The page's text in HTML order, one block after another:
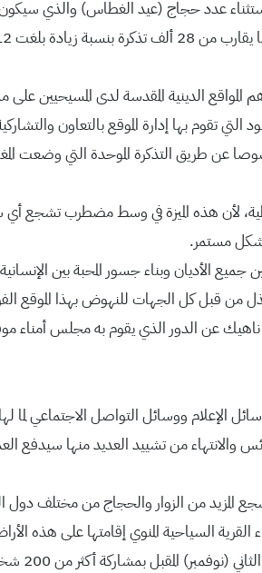
عدد حجاج (عيد الغطاس) والذي
المواقع الدينية المقدسة لدى المسيحيين
تقوم بها إدارة الموقع بالتعاون
عن طريق التذكرة الموحدة التي وضعت
لأن هذه الميزة في وسط مضطرب تشجع
مستمر.
الأديان وبناء جسور المحبة بين
من قبل كل الجهات للنهوض بهذا الموقع
ناهيك عن الدور الذي يقوم به مجلس أمناء
الإعلام ووسائل التواصل الاجتماعي
من تشييد العديد منها سيدفع
المزيد من الزوار والحجاج من مختلف دول
السياحية المنوي إقامتها على هذه
ولفت إلى أن